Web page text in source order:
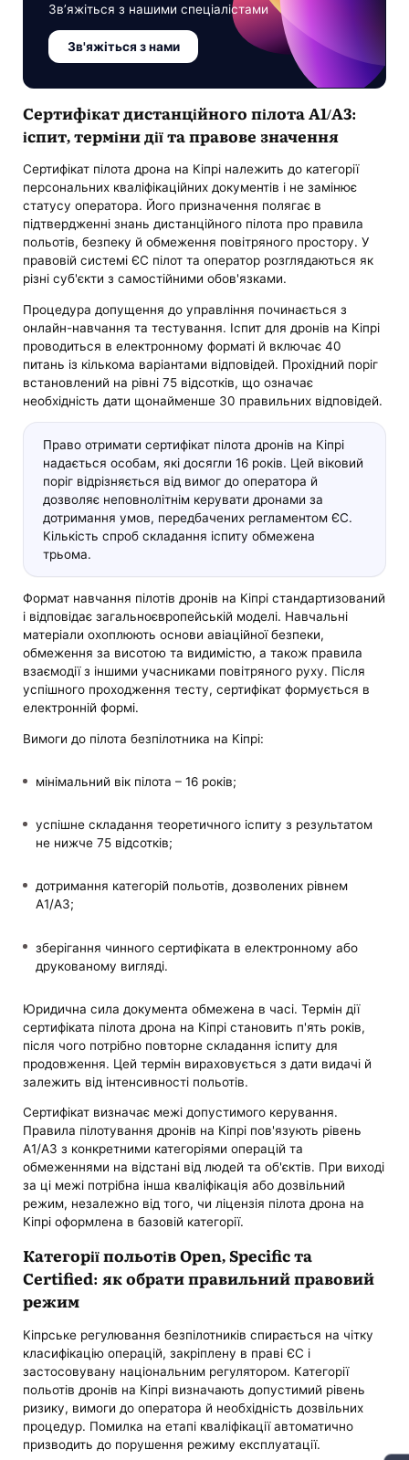
Зв’яжіться з нашими спеціалістами
Зв'яжіться з нами
Сертифікат дистанційного пілота A1/A3:
іспит, терміни дії та правове значення
Сертифікат пілота дрона на Кіпрі належить до категорії
персональних кваліфікаційних документів і не замінює
статусу оператора. Його призначення полягає в
підтвердженні знань дистанційного пілота про правила
польотів, безпеку й обмеження повітряного простору. У
правовій системі ЄС пілот та оператор розглядаються як
різні суб'єкти з самостійними обов'язками.
Процедура допущення до управління починається з
онлайн-навчання та тестування. Іспит для дронів на Кіпрі
проводиться в електронному форматі й включає 40
питань із кількома варіантами відповідей. Прохідний поріг
встановлений на рівні 75 відсотків, що означає
необхідність дати щонайменше 30 правильних відповідей.
Право отримати сертифікат пілота дронів на Кіпрі
надається особам, які досягли 16 років. Цей віковий
поріг відрізняється від вимог до оператора й
дозволяє неповнолітнім керувати дронами за
дотримання умов, передбачених регламентом ЄС.
Кількість спроб складання іспиту обмежена
трьома.
Формат навчання пілотів дронів на Кіпрі стандартизований
і відповідає загальноєвропейській моделі. Навчальні
матеріали охоплюють основи авіаційної безпеки,
обмеження за висотою та видимістю, а також правила
взаємодії з іншими учасниками повітряного руху. Після
успішного проходження тесту, сертифікат формується в
електронній формі.
Вимоги до пілота безпілотника на Кіпрі:
мінімальний вік пілота – 16 років;
успішне складання теоретичного іспиту з результатом
не нижче 75 відсотків;
дотримання категорій польотів, дозволених рівнем
A1/A3;
зберігання чинного сертифіката в електронному або
друкованому вигляді.
Юридична сила документа обмежена в часі. Термін дії
сертифіката пілота дрона на Кіпрі становить п'ять років,
після чого потрібно повторне складання іспиту для
продовження. Цей термін вираховується з дати видачі й
залежить від інтенсивності польотів.
Сертифікат визначає межі допустимого керування.
Правила пілотування дронів на Кіпрі пов'язують рівень
A1/A3 з конкретними категоріями операцій та
обмеженнями на відстані від людей та об'єктів. При виході
за ці межі потрібна інша кваліфікація або дозвільний
режим, незалежно від того, чи ліцензія пілота дрона на
Кіпрі оформлена в базовій категорії.
Категорії польотів Open, Specific та
Certified: як обрати правильний правовий
режим
Кіпрське регулювання безпілотників спирається на чітку
класифікацію операцій, закріплену в праві ЄС і
застосовувану національним регулятором. Категорії
польотів дронів на Кіпрі визначають допустимий рівень
ризику, вимоги до оператора й необхідність дозвільних
процедур. Помилка на етапі кваліфікації автоматично
призводить до порушення режиму експлуатації.